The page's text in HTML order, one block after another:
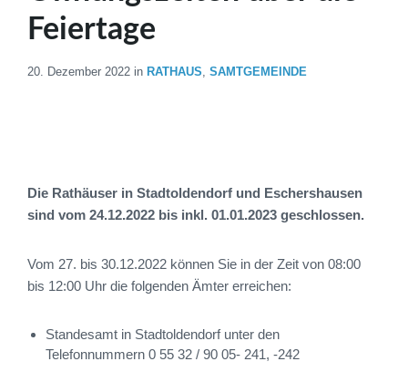
Feiertage
20. Dezember 2022 in RATHAUS, SAMTGEMEINDE
Die Rathäuser in Stadtoldendorf und Eschershausen
sind vom 24.12.2022 bis inkl. 01.01.2023 geschlossen.
Vom 27. bis 30.12.2022 können Sie in der Zeit von 08:00
bis 12:00 Uhr die folgenden Ämter erreichen:
Standesamt in Stadtoldendorf unter den
Telefonnummern 0 55 32 / 90 05- 241, -242